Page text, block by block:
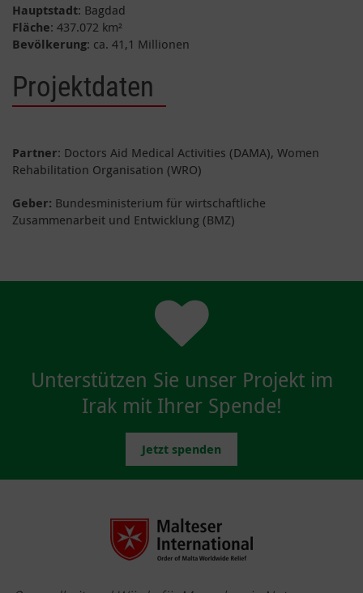
Hauptstadt: Bagdad
Fläche: 437.072 km²
Bevölkerung: ca. 41,1 Millionen
Projektdaten
Partner: Doctors Aid Medical Activities (DAMA), Women
Rehabilitation Organisation (WRO)
Geber: Bundesministerium für wirtschaftliche
Zusammenarbeit und Entwicklung (BMZ)
Unterstützen Sie unser Projekt im
Irak mit Ihrer Spende!
Jetzt spenden